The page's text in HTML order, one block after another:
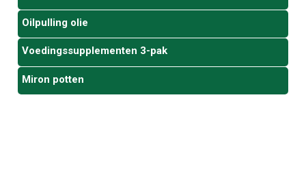
Oilpulling olie
Voedingssupplementen 3-pak
Miron potten